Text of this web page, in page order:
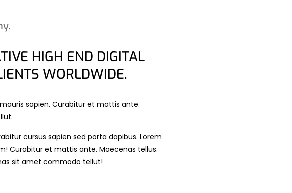
HIGH END DIGITAL
WORLDWIDE.
sapien. Curabitur et mattis ante.
cursus sapien sed porta dapibus. Lorem
Curabitur et mattis ante. Maecenas tellus.
sit amet commodo tellut!